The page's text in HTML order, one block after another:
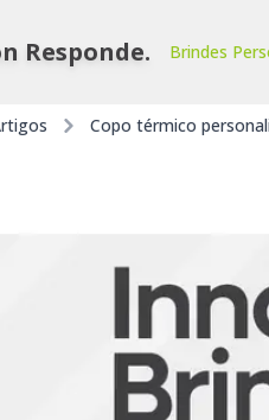
Responde. Brindes
Copo térmico